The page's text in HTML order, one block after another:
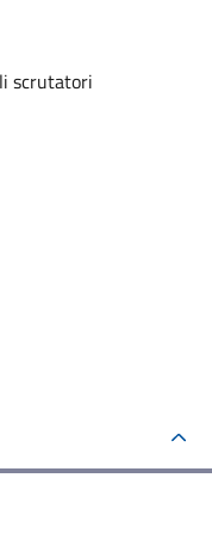
scrutatori